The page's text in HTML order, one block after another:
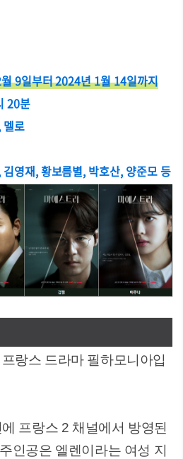
9일부터 2024년 1월 14일까지
20분
멜로
영재, 황보름별, 박호산, 양준모 등
랑스 드라마 필하모니아입
프랑스 2 채널에서 방영된
인공은 엘렌이라는 여성 지